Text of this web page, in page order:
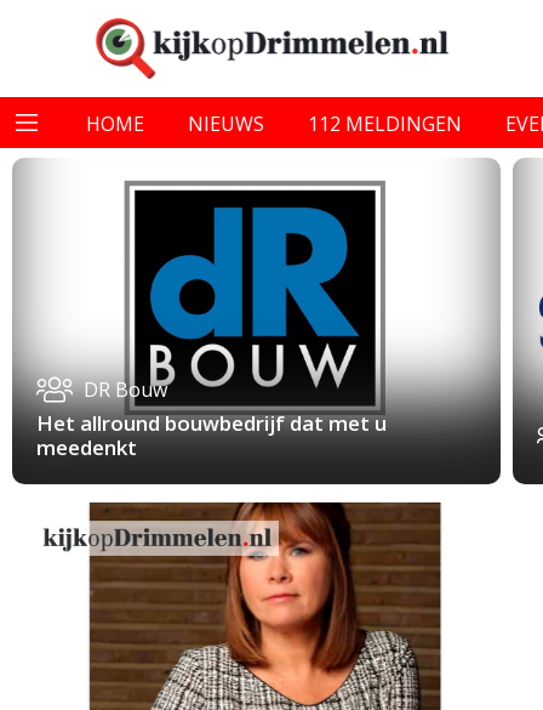
HOME NIEUWS 112 MELDINGEN
DR Bouw
Het allround bouwbedrijf dat met u
meedenkt